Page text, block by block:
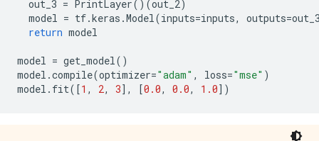
out_3 = PrintLayer()(out_2)
model = tf.keras .Model(inputs=inputs, outputs=
return model
model = get_model()
model .compile(optimizer="adam" , loss="mse" )
model . fit([1 , 2, 3], [0.0, 0.0, 1.0])